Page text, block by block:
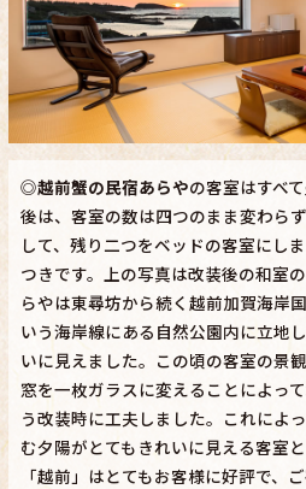
◎越前蟹の民宿あらやの客室はすべ
後は、客室の数は四つのまま変わら
して、残り二つをベッドの客室にし
つきです。上の写真は改装後の和室の
らやは東尋坊から続く越前加賀海岸
いう海岸線にある自然公園内に立地
いに見えました。この頃の客室の景
窓を一枚ガラスに変えることによっ
う改装時に工夫しました。これによ
む夕陽がとてもきれいに見える客室
「越前」はとてもお客様に好評で、